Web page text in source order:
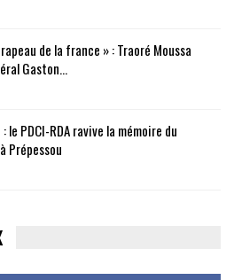
de la france » : Traoré Moussa
Gaston…
PDCI-RDA ravive la mémoire du
Prépessou